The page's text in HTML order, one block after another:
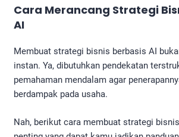
Cara Merancang Strategi
AI
Membuat strategi bisnis berbasis AI
instan. Ya, dibutuhkan pendekatan
pemahaman mendalam agar
berdampak pada usaha.
Nah, berikut cara membuat strategi